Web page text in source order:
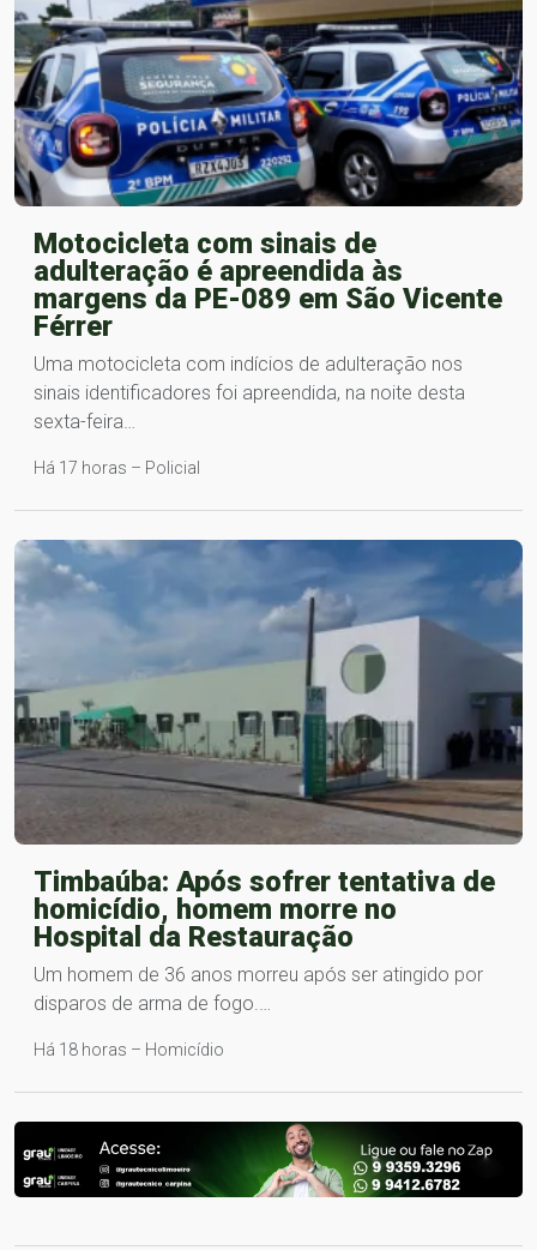
Motocicleta com sinais de
adulteração é apreendida às
margens da PE-089 em São Vicente
Férrer
Uma motocicleta com indícios de adulteração nos
sinais identificadores foi apreendida, na noite desta
sexta-feira…
Há 17 horas – Policial
Timbaúba: Após sofrer tentativa de
homicídio, homem morre no
Hospital da Restauração
Um homem de 36 anos morreu após ser atingido por
disparos de arma de fogo.…
Há 18 horas – Homicídio